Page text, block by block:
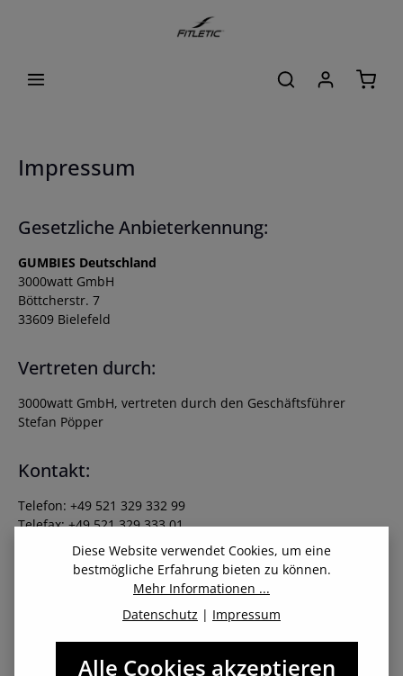
Impressum
Gesetzliche Anbieterkennung:
GUMBIES Deutschland
3000watt GmbH
Böttcherstr. 7
33609 Bielefeld
Vertreten durch:
3000watt GmbH, vertreten durch den Geschäftsführer
Stefan Pöpper
Kontakt:
Telefon: +49 521 329 332 99
Telefax: +49 521 329 333 01
E-Mail: info@gumbies.de
Registereintrag:
Eintragung im Handelsregister.
Registergericht: Amtsgericht Bielefeld
Registernummer: HRB 41780
Diese Website verwendet Cookies, um eine
bestmögliche Erfahrung bieten zu können.
Mehr Informationen ...
Datenschutz | Impressum
Alle Cookies akzeptieren